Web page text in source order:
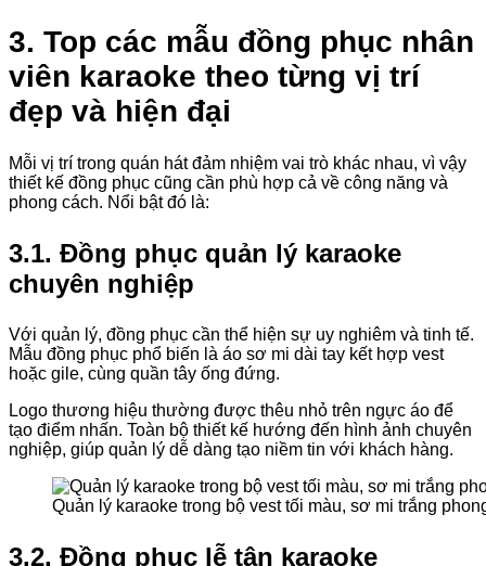
3. Top các mẫu đồng phục nhân
viên karaoke theo từng vị trí
đẹp và hiện đại
Mỗi vị trí trong quán hát đảm nhiệm vai trò khác nhau, vì vậy
thiết kế đồng phục cũng cần phù hợp cả về công năng và
phong cách. Nổi bật đó là:
3.1. Đồng phục quản lý karaoke
chuyên nghiệp
Với quản lý, đồng phục cần thể hiện sự uy nghiêm và tinh tế.
Mẫu đồng phục phổ biến là áo sơ mi dài tay kết hợp vest
hoặc gile, cùng quần tây ống đứng.
Logo thương hiệu thường được thêu nhỏ trên ngực áo để
tạo điểm nhấn. Toàn bộ thiết kế hướng đến hình ảnh chuyên
nghiệp, giúp quản lý dễ dàng tạo niềm tin với khách hàng.
Quản lý karaoke trong bộ vest tối màu, sơ mi trắng
3.2. Đồng phục lễ tân karaoke